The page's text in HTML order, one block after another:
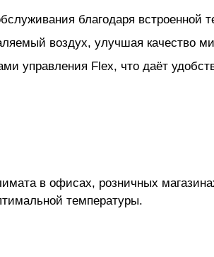
благодаря встроенной
воздух, улучшая качество
управления Flex, что даёт
в офисах, розничных
температуры.